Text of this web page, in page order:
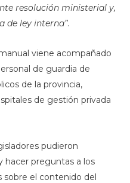
resolución ministerial y,
de ley interna”.
viene acompañado
de guardia de
de la provincia,
de gestión privada
pudieron
hacer preguntas a los
sobre el contenido del